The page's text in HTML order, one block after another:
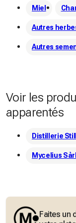
Miel
Autres
Autres
Voir les
apparentés
Distillerie
Mycelius Sàrl
Faites un